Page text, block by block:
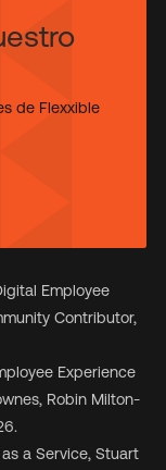
de Flexxible
Employee
Contributor,
Experience
Robin Milton-
a Service, Stuart